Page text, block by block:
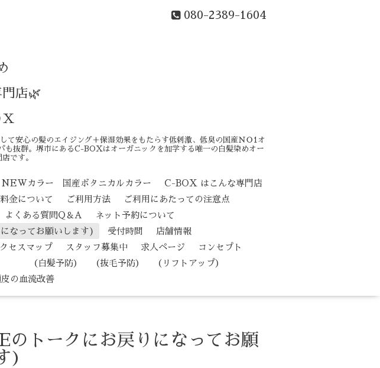
080-2389-1604
門店🌿
て安心の髪のエイジング＋保湿効果をもたらす低刺激、低臭の国産ＮＯ1オ
抜群。堺市にあるC-BOXはオーガニックを加学する唯一の白髪染めオー
です。
NEWカラー 国産ボタニカルカラー
C-BOX はこんな専門店
金について ご利用方法
ご利用にあたっての注意点
よくある質問Q＆A
ネット予約について
なってお願いします)
受付時間
店舗情報
セスマップ スタッフ募集中 求人ページ
コンセプト
（抜毛予防） （リフトアップ）
の血流改善
トークにお戻りになってお願
)